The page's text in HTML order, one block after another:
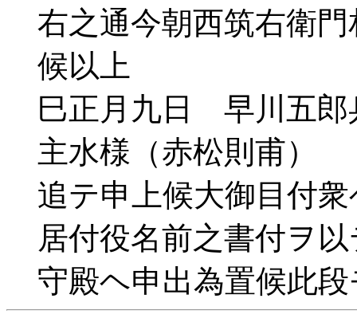
右之通今朝西筑右衛門
候以上
巳正月九日 早川五郎
主水様（赤松則甫）
追テ申上候大御目付衆
居付役名前之書付ヲ以
守殿ヘ申出為置候此段